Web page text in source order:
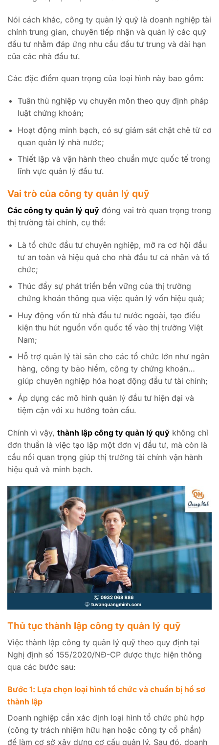
Nói cách khác, công ty quản lý quỹ là doanh nghiệp tài
chính trung gian, chuyên tiếp nhận và quản lý các quỹ
đầu tư nhằm đáp ứng nhu cầu đầu tư trung và dài hạn
của các nhà đầu tư.
Các đặc điểm quan trọng của loại hình này bao gồm:
Tuân thủ nghiệp vụ chuyên môn theo quy định pháp
luật chứng khoán;
Hoạt động minh bạch, có sự giám sát chặt chẽ từ cơ
quan quản lý nhà nước;
Thiết lập và vận hành theo chuẩn mực quốc tế trong
lĩnh vực quản lý đầu tư.
Vai trò của công ty quản lý quỹ
Các công ty quản lý quỹ đóng vai trò quan trọng trong
thị trường tài chính, cụ thể:
Là tổ chức đầu tư chuyên nghiệp, mở ra cơ hội đầu
tư an toàn và hiệu quả cho nhà đầu tư cá nhân và tổ
chức;
Thúc đẩy sự phát triển bền vững của thị trường
chứng khoán thông qua việc quản lý vốn hiệu quả;
Huy động vốn từ nhà đầu tư nước ngoài, tạo điều
kiện thu hút nguồn vốn quốc tế vào thị trường Việt
Nam;
Hỗ trợ quản lý tài sản cho các tổ chức lớn như ngân
hàng, công ty bảo hiểm, công ty chứng khoán…
giúp chuyên nghiệp hóa hoạt động đầu tư tài chính;
Áp dụng các mô hình quản lý đầu tư hiện đại và
tiệm cận với xu hướng toàn cầu.
Chính vì vậy, thành lập công ty quản lý quỹ không chỉ
đơn thuần là việc tạo lập một đơn vị đầu tư, mà còn là
cầu nối quan trọng giúp thị trường tài chính vận hành
hiệu quả và minh bạch.
Thủ tục thành lập công ty quản lý quỹ
Việc thành lập công ty quản lý quỹ theo quy định tại
Nghị định số 155/2020/NĐ-CP được thực hiện thông
qua các bước sau:
Bước 1: Lựa chọn loại hình tổ chức và chuẩn bị hồ sơ
thành lập
Doanh nghiệp cần xác định loại hình tổ chức phù hợp
(công ty trách nhiệm hữu hạn hoặc công ty cổ phần)
để làm cơ sở xây dựng cơ cấu quản lý. Sau đó, doanh